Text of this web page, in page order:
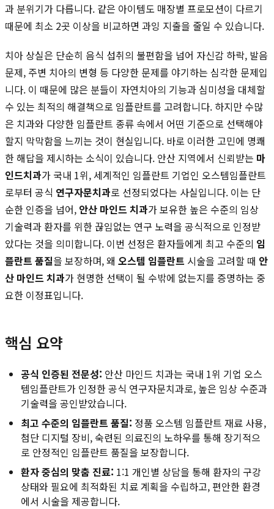
과 분위기가 다릅니다. 같은 아이템도 매장별 프로모션이 다르기
때문에 최소 2곳 이상을 비교하면 과잉 지출을 줄일 수 있습니다.
치아 상실은 단순히 음식 섭취의 불편함을 넘어 자신감 하락, 발음
문제, 주변 치아의 변형 등 다양한 문제를 야기하는 심각한 문제입
니다. 이 때문에 많은 분들이 자연치아의 기능과 심미성을 대체할
수 있는 최적의 해결책으로 임플란트를 고려합니다. 하지만 수많
은 치과와 다양한 임플란트 종류 속에서 어떤 기준으로 선택해야
할지 막막함을 느끼는 것이 현실입니다. 바로 이러한 고민에 명쾌
한 해답을 제시하는 소식이 있습니다. 안산 지역에서 신뢰받는 마
인드치과가 국내 1위, 세계적인 임플란트 기업인 오스템임플란트
로부터 공식 연구자문치과로 선정되었다는 사실입니다. 이는 단
순한 인증을 넘어, 안산 마인드 치과가 보유한 높은 수준의 임상
기술력과 환자를 위한 끊임없는 연구 노력을 공식적으로 인정받
았다는 것을 의미합니다. 이번 선정은 환자들에게 최고 수준의 임
플란트 품질을 보장하며, 왜 오스템 임플란트 시술을 고려할 때 안
산 마인드 치과가 현명한 선택이 될 수밖에 없는지를 증명하는 중
요한 이정표입니다.
핵심 요약
공식 인증된 전문성: 안산 마인드 치과는 국내 1위 기업 오스
템임플란트가 인정한 공식 연구자문치과로, 높은 임상 수준과
기술력을 공인받았습니다.
최고 수준의 임플란트 품질: 정품 오스템 임플란트 재료 사용,
첨단 디지털 장비, 숙련된 의료진의 노하우를 통해 장기적으
로 안정적인 임플란트 품질을 보장합니다.
환자 중심의 맞춤 진료: 1:1 개인별 상담을 통해 환자의 구강
상태와 필요에 최적화된 치료 계획을 수립하고, 편안한 환경
에서 시술을 제공합니다.